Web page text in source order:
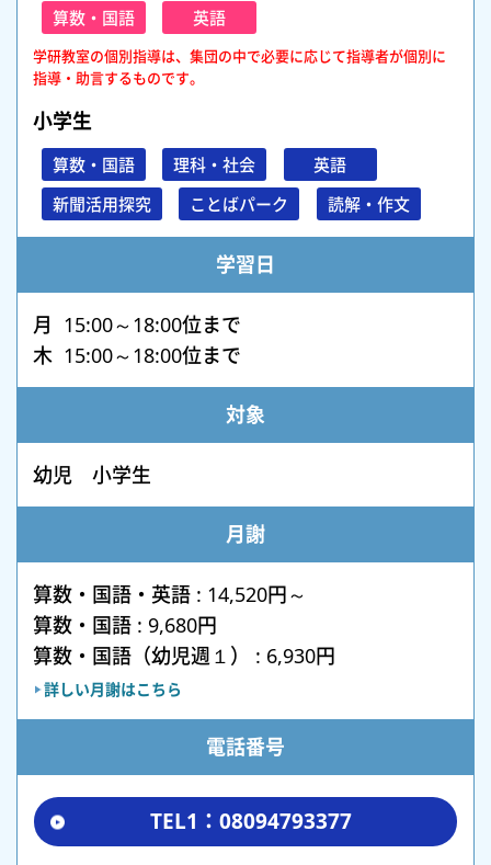
算数・国語 英語
学研教室の個別指導は、集団の中で必要に応じて指導者が個別に
指導・助言するものです。
小学生
算数・国語 理科・社会
英語
新聞活用探究
ことばパーク 読解・作文
学習日
月 15:00～18:00位まで
木 15:00～18:00位まで
対象
幼児 小学生
月謝
算数・国語・英語 : 14,520円～
算数・国語 : 9,680円
算数・国語（幼児週１） : 6,930円
詳しい月謝はこちら
電話番号
TEL1：08094793377